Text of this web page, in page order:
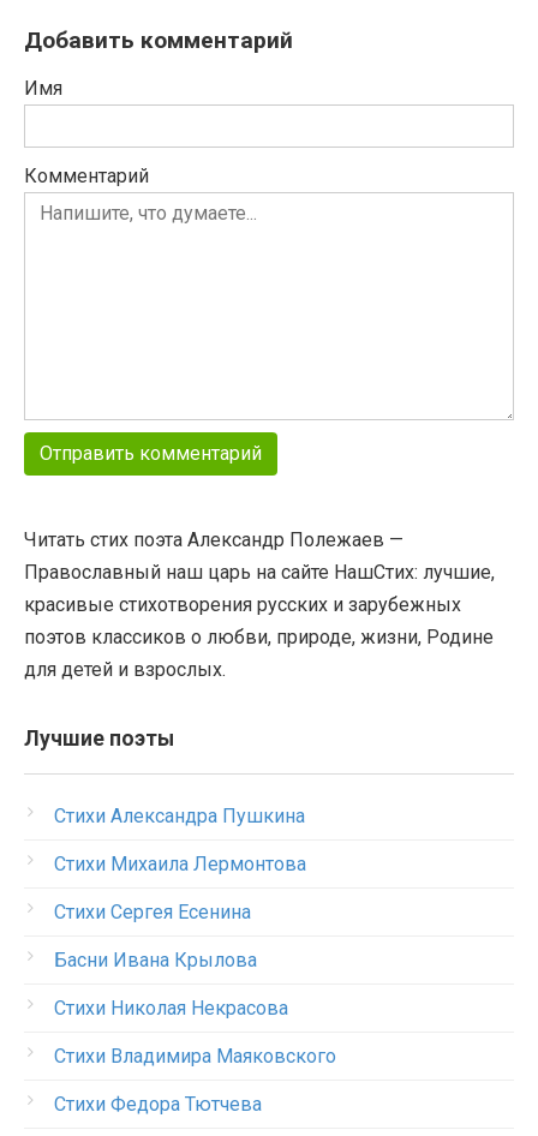
Добавить комментарий
Имя
Комментарий
Читать стих поэта Александр Полежаев —
Православный наш царь на сайте НашСтих: лучшие,
красивые стихотворения русских и зарубежных
поэтов классиков о любви, природе, жизни, Родине
для детей и взрослых.
Лучшие поэты
Стихи Александра Пушкина
Стихи Михаила Лермонтова
Стихи Сергея Есенина
Басни Ивана Крылова
Стихи Николая Некрасова
Стихи Владимира Маяковского
Стихи Федора Тютчева